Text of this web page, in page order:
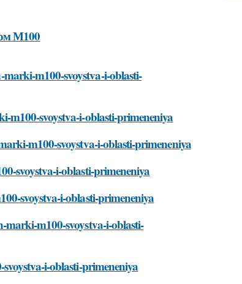
М100
m100-svoystva-i-oblasti-
m100-svoystva-i-oblasti-primeneniya
m100-svoystva-i-oblasti-primeneniya
svoystva-i-oblasti-primeneniya
svoystva-i-oblasti-primeneniya
m100-svoystva-i-oblasti-
i-oblasti-primeneniya